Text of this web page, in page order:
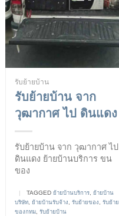
รับย้ายบ้าน
รับย้ายบ้าน จาก
วุฒากาศ ไป ดินแดง
รับย้ายบ้าน จาก วุฒากาศ ไป
ดินแดง ย้ายบ้านบริการ ขน
ของ
TAGGED ย้ายบ้านบริการ, ย้ายบ้าน
บริษัท, ย้ายบ้านรับจ้าง,รับย้ายของ,รับย้าย
ของกทม,รับย้ายบ้าน